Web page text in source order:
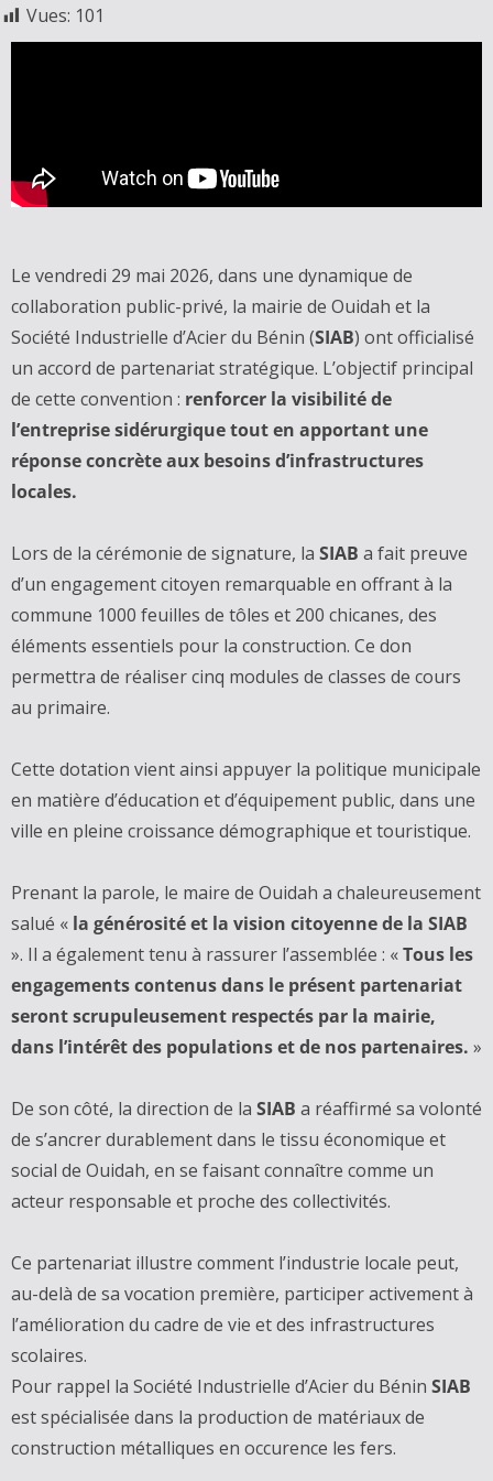
Vues: 101
Le vendredi 29 mai 2026, dans une dynamique de
collaboration public-privé, la mairie de Ouidah et la
Société Industrielle d’Acier du Bénin (SIAB) ont officialisé
un accord de partenariat stratégique. L’objectif principal
de cette convention : renforcer la visibilité de
l’entreprise sidérurgique tout en apportant une
réponse concrète aux besoins d’infrastructures
locales.
Lors de la cérémonie de signature, la SIAB a fait preuve
d’un engagement citoyen remarquable en offrant à la
commune 1000 feuilles de tôles et 200 chicanes, des
éléments essentiels pour la construction. Ce don
permettra de réaliser cinq modules de classes de cours
au primaire.
Cette dotation vient ainsi appuyer la politique municipale
en matière d’éducation et d’équipement public, dans une
ville en pleine croissance démographique et touristique.
Prenant la parole, le maire de Ouidah a chaleureusement
salué « la générosité et la vision citoyenne de la SIAB
». Il a également tenu à rassurer l’assemblée : «Tous les
engagements contenus dans le présent partenariat
seront scrupuleusement respectés par la mairie,
dans l’intérêt des populations et de nos partenaires. »
De son côté, la direction de la SIAB a réaffirmé sa volonté
de s’ancrer durablement dans le tissu économique et
social de Ouidah, en se faisant connaître comme un
acteur responsable et proche des collectivités.
Ce partenariat illustre comment l’industrie locale peut,
au-delà de sa vocation première, participer activement à
l’amélioration du cadre de vie et des infrastructures
scolaires.
Pour rappel la Société Industrielle d’Acier du Bénin SIAB
est spécialisée dans la production de matériaux de
construction métalliques en occurence les fers.